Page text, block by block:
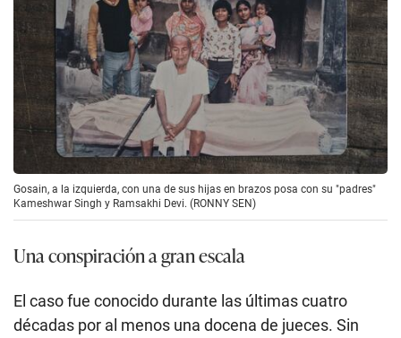
Gosain, a la izquierda, con una de sus hijas en brazos posa con su "padres"
Kameshwar Singh y Ramsakhi Devi. (RONNY SEN)
Una conspiración a gran escala
El caso fue conocido durante las últimas cuatro
décadas por al menos una docena de jueces. Sin